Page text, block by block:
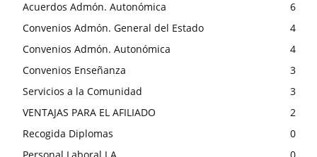
Acuerdos Admón. Autonómica
6
Convenios Admón. General del Estado
4
Convenios Admón. Autonómica
4
Convenios Enseñanza
3
Servicios a la Comunidad
3
VENTAJAS PARA EL AFILIADO
2
Recogida Diplomas
0